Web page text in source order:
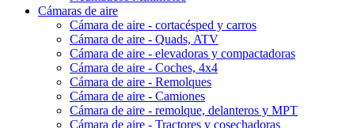
Cámaras de aire
Cámara de aire - cortacésped y carros
Cámara de aire - Quads, ATV
Cámara de aire - elevadoras y compactadoras
Cámara de aire - Coches, 4x4
Cámara de aire - Remolques
Cámara de aire - Camiones
Cámara de aire - remolque, delanteros y MPT
Cámara de aire - Tractores y cosechadoras